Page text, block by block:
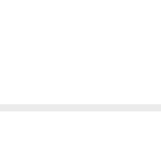
. کفی این کفش طبی تمام
و ... رنج می برند و برای